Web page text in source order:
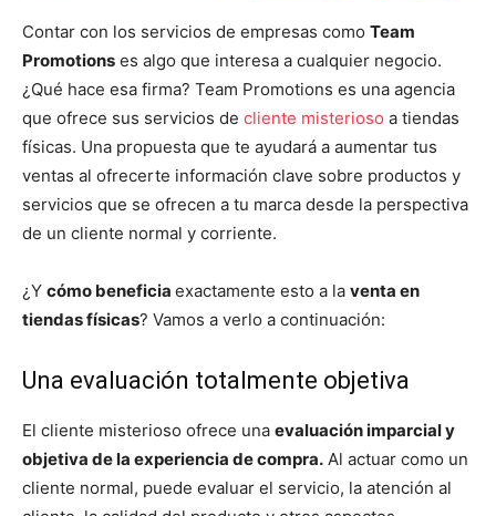
Contar con los servicios de empresas como Team
Promotions es algo que interesa a cualquier negocio.
¿Qué hace esa firma? Team Promotions es una agencia
que ofrece sus servicios de cliente misterioso a tiendas
físicas. Una propuesta que te ayudará a aumentar tus
ventas al ofrecerte información clave sobre productos y
servicios que se ofrecen a tu marca desde la perspectiva
de un cliente normal y corriente.
¿Y cómo beneficia exactamente esto a la venta en
tiendas físicas? Vamos a verlo a continuación:
Una evaluación totalmente objetiva
El cliente misterioso ofrece una evaluación imparcial y
objetiva de la experiencia de compra. Al actuar como un
cliente normal, puede evaluar el servicio, la atención al